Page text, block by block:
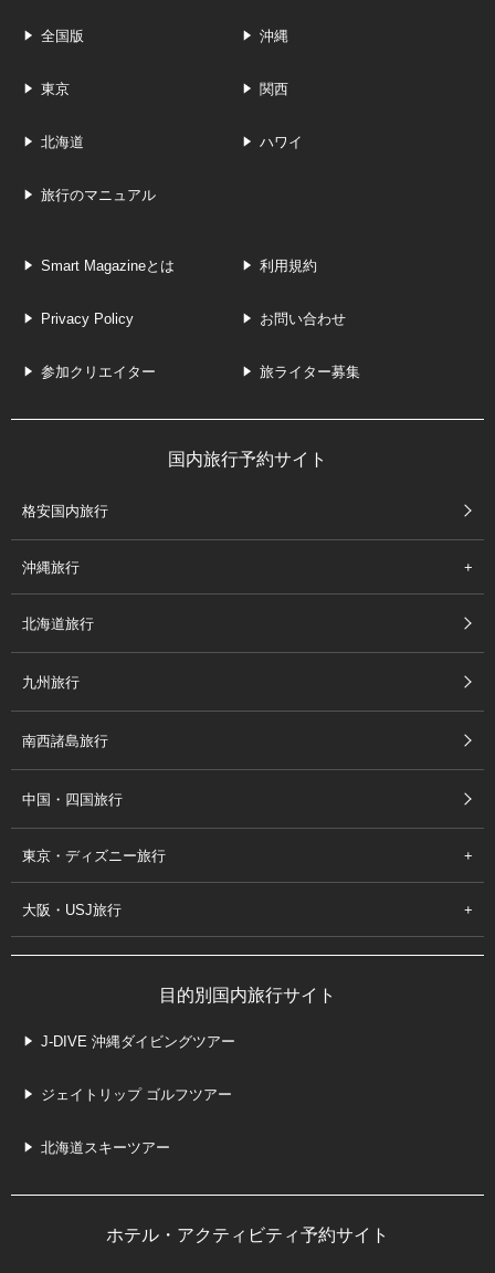
全国版 沖縄
東京 関西
北海道 ハワイ
旅行のマニュアル
Smart Magazineとは 利用規約
Privacy Policy お問い合わせ
参加クリエイター 旅ライター募集
国内旅行予約サイト
格安国内旅行
沖縄旅行
北海道旅行
九州旅行
南西諸島旅行
中国・四国旅行
東京・ディズニー旅行
大阪・USJ旅行
目的別国内旅行サイト
J-DIVE 沖縄ダイビングツアー
ジェイトリップ ゴルフツアー
北海道スキーツアー
ホテル・アクティビティ予約サイト